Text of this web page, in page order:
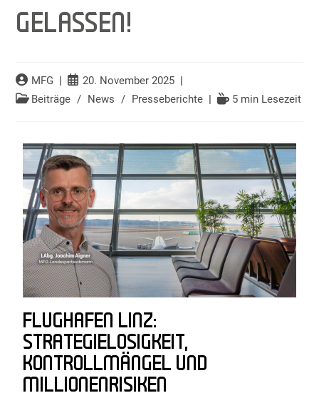
GELASSEN!
MFG
20. November 2025
Beiträge / News / Presseberichte 5 min Lesezeit
FLUGHAFEN LINZ:
STRATEGIELOSIGKEIT,
KONTROLLMÄNGEL UND
MILLIONENRISIKEN